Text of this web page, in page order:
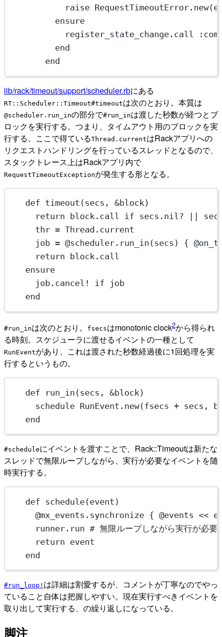
raise RequestTimeoutError . new
ensure
register_state_change. call
end
end
lib/rack/timeout/support/scheduler.rbにある
RT::Scheduler::Timeout#timeoutは次のとおり。本質は
@scheduler.run_inの部分で#run_inは渡した秒数が経つとブ
ロックを実行する。つまり、タイムアウト用のブロックを実
行する。ここで得ているThread.currentはRackアプリへの
リクエストハンドリングを行っているスレッドとなるので、
スタックトレース上はRackアプリ内で
RequestTimeoutExceptionが発生する形となる。
def timeout (secs, &block)
return block. call if secs. nil?
thr = Thread . current
job = @scheduler. run_in (secs) {
return block. call
ensure
job. cancel! if job
end
#run_inは次のとおり。 fsecsはmonotonic clock2から得られ
る時刻。スケジューラに渡せるイベントの一種として
RunEventがあり、これは渡された秒数経過後に1回処理を実
行するというもの。
def run_in (secs, &block)
schedule RunEvent . new(fsecs + secs,
end
#scheduleにイベントを渡すことで、Rack::Timeoutは新たな
スレッドで無限ループしながら、実行が必要なイベントを随
時実行する。
def schedule(event)
@mx_events. synchronize { @events <<
runner. run # 無限ループしながら実行が必
return event
end
#run_loop! は詳細は割愛するが、コメントが丁寧なのでやっ
ていること自体は把握しやすい。現在実行すべきイベントを
取り出して実行する、の繰り返しになっている。
脚注